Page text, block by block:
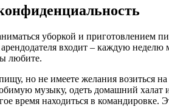
уборкой и приготовлением
входит – каждую неделю
любите.
но не имеете желания возиться на
музыку, одеть домашний халат
время находиться в